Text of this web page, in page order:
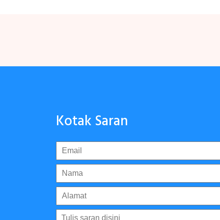
Kotak Saran